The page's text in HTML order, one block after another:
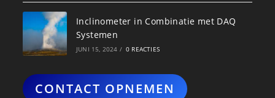
Inclinometer in Combinatie met DAQ
Systemen
JUNI 15, 2024 / 0 REACTIES
CONTACT OPNEMEN